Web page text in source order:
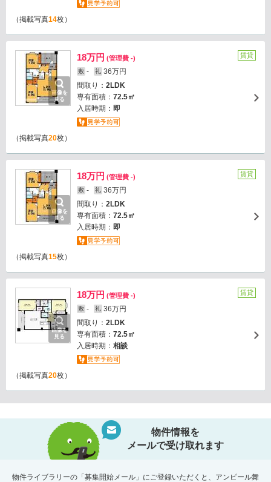
（掲載写真14枚）
画像を
見る
18万円 (管理費 -)
敷 - 礼 36万円
間取り： 2LDK
専有面積： 72.5㎡
入居時期： 即
賃貸
（掲載写真20枚）
画像を
見る
18万円 (管理費 -)
敷 - 礼 36万円
間取り： 2LDK
専有面積： 72.5㎡
入居時期： 即
賃貸
（掲載写真15枚）
画像を
見る
18万円 (管理費 -)
敷 - 礼 36万円
間取り： 2LDK
専有面積： 72.5㎡
入居時期： 相談
賃貸
（掲載写真20枚）
物件情報を
メールで受け取れます
物件ライブラリーの「募集開始メール」にご登録いただくと、アンピール舞